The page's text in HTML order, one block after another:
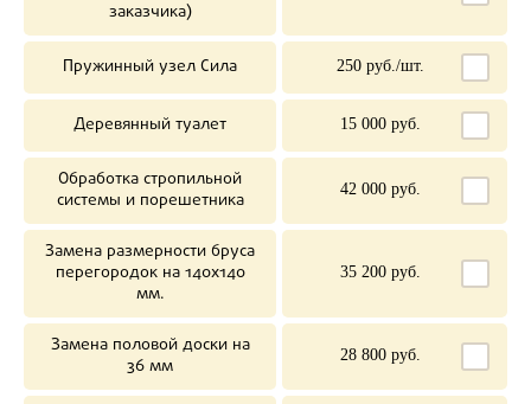
заказчика)
Пружинный узел Сила 250 руб./шт.
Деревянный туалет 15 000 руб.
Обработка стропильной
системы и порешетника
42 000 руб.
Замена размерности бруса
перегородок на 140х140
мм.
35 200 руб.
Замена половой доски на
36 мм
28 800 руб.